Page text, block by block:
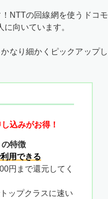
NTTの回線網を使うドコモ
向いています。
なり細かくピックアップし
込みがお得！
特徴
用できる
円まで還元してく
ップクラスに速い